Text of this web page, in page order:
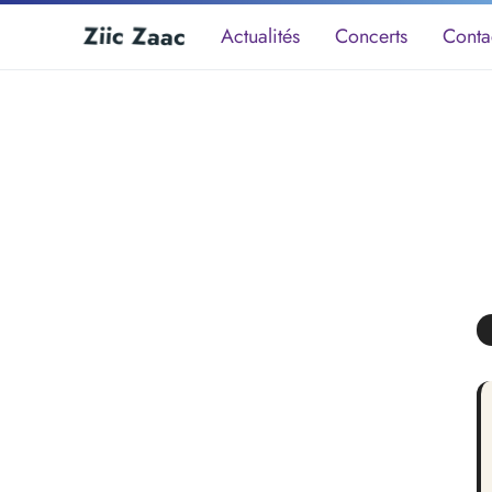
Ziic Zaac Actualités Concerts